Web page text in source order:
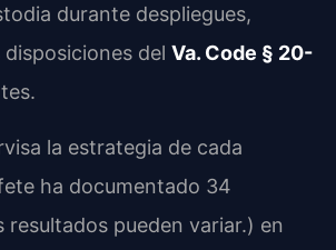
durante despliegues,
del Va. Code § 20-
la estrategia de cada
ha documentado 34
resultados pueden variar.) en